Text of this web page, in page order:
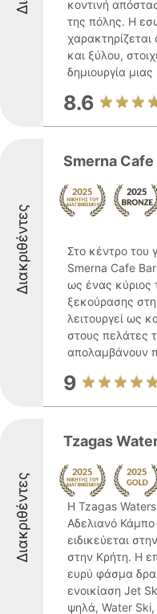
κοντινή
της πόλης. Η
και ξύλου,
δημιουργία μιας
8.6
Διακριθέντες
Smerna Cafe
Στο κέντρο του
Smerna Cafe
ως ένας κύριος
ξεκούρασης
λειτουργεί ως
στους πελάτες
απολαμβάνουν
9
Διακριθέντες
Tzagas
Η Tzagas
Αδελιανό
ειδικεύεται
στην Κρήτη. Η
ευρύ φάσμα
ενοικίαση Jet
ψηλά, Water